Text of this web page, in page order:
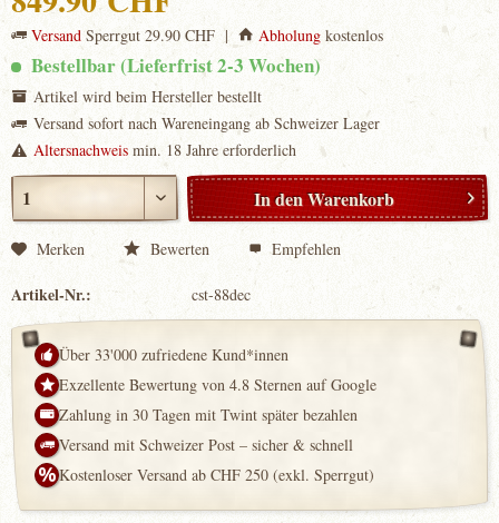
VersandSperrgut 29.90 CHF | Abholung kostenlos
Bestellbar (Lieferfrist 2-3 Wochen)
Artikel wird beim Hersteller bestellt
Versand sofort nach Wareneingang ab Schweizer Lager
Altersnachweis min. 18 Jahre erforderlich
In denWarenkorb
Merken Bewerten Empfehlen
Artikel-Nr.: cst-88dec
Über 33'000 zufriedene Kund*innen
Exzellente Bewertung von 4.8 Sternen auf Google
Zahlung in 30 Tagen mit Twint später bezahlen
Versand mit Schweizer Post – sicher & schnell
Kostenloser Versand ab CHF 250 (exkl. Sperrgut)